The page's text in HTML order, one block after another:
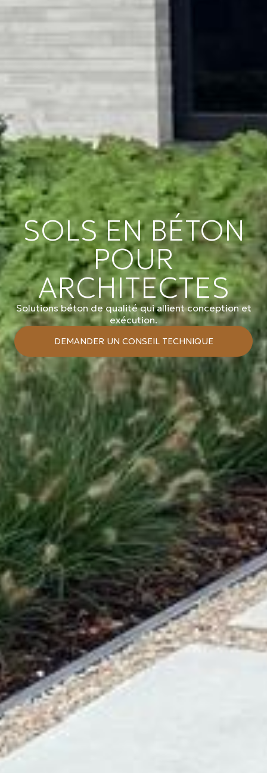
SOLS EN BÉTON
POUR
ARCHITECTES
Solutions béton de qualité qui allient conception et
exécution.
DEMANDER UN CONSEIL TECHNIQUE